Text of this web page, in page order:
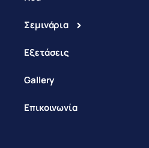
Σεμινάρια
Εξετάσεις
Gallery
Επικοινωνία